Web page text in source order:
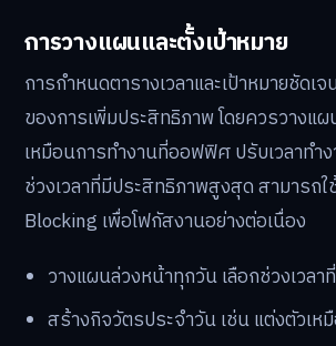
การวางแผนและตั้งเป้าหมาย
การกำหนดตารางเวลาและเป้าหมายชัดเ
ของการเพิ่มประสิทธิภาพ โดยควรวางแ
เหมือนการทำงานที่ออฟฟิศ ปรับเวลาทำ
ช่วงเวลาที่มีประสิทธิภาพสูงสุด สามารถ
Blocking เพื่อโฟกัสงานอย่างต่อเนื่อง
วางแผนล่วงหน้าทุกวัน เลือกช่วงเวลา
สร้างกิจวัตรประจำวัน เช่น แต่งตัวเห